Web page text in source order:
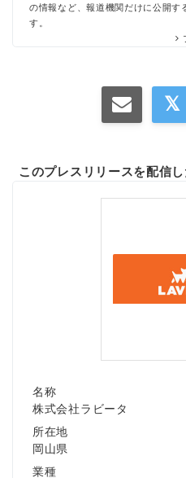
の情報など、報道機関だけに公開す
す。
このプレスリリースを配信
名称
株式会社ラビータ
所在地
岡山県
業種